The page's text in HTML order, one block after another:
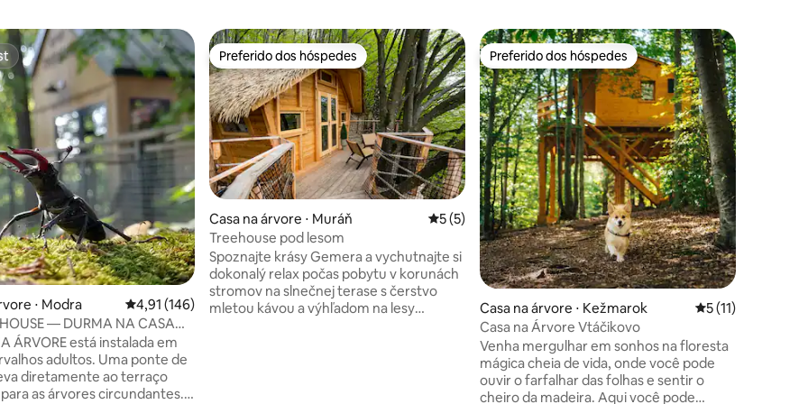
⋅ Modra 4,91 de uma avaliação média de 5, 146 avaliações
4,91 (146)
— DURMA NA CASA
ÁRVORE está instalada em
adultos. Uma ponte de
diretamente ao terraço
as árvores circundantes.
Preferido dos hóspedes
Preferido dos hóspedes
Casa na árvore ⋅ Muráň 5 de uma avaliação média de 5, 5 avaliações
5 (5)
Treehouse pod lesom
Spoznajte krásy Gemera a vychutnajte si
dokonalý relax počas pobytu v korunách
stromov na slnečnej terase s čerstvo
mletou kávou a výhľadom na lesy
Preferido dos hóspedes
Preferido dos hóspedes
Casa na árvore ⋅ Kežmarok 5 de uma
5 (11)
Casa na Árvore Vtáčikovo
Venha mergulhar em sonhos na floresta
mágica cheia de vida, onde você pode
ouvir o farfalhar das folhas e sentir o
cheiro da madeira. Aqui você pode